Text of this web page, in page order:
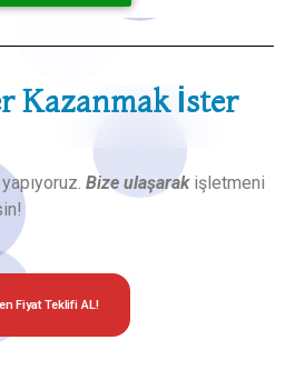
Kazanmak İster
Bize ulaşarakişletmeni
Fiyat Teklifi AL!